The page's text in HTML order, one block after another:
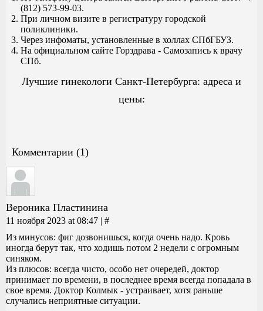
(812) 573-99-03.
При личном визите в регистратуру городской
поликлиники.
Через инфоматы, установленные в холлах СПбГБУЗ.
На официальном сайте Горздрава - Самозапись к врачу
СПб.
Лучшие гинекологи Санкт-Петербурга: адреса и
цены:
Комментарии (1)
Вероника Пластинина
11 ноября 2023 at 08:47 | #
Из минусов: фиг дозвонишься, когда очень надо. Кровь
иногда берут так, что ходишь потом 2 недели с огромным
синяком.
Из плюсов: всегда чисто, особо нет очередей, доктор
принимает по времени, в последнее время всегда попадала в
свое время. Доктор Колмык - устраивает, хотя раньше
случались неприятные ситуации.